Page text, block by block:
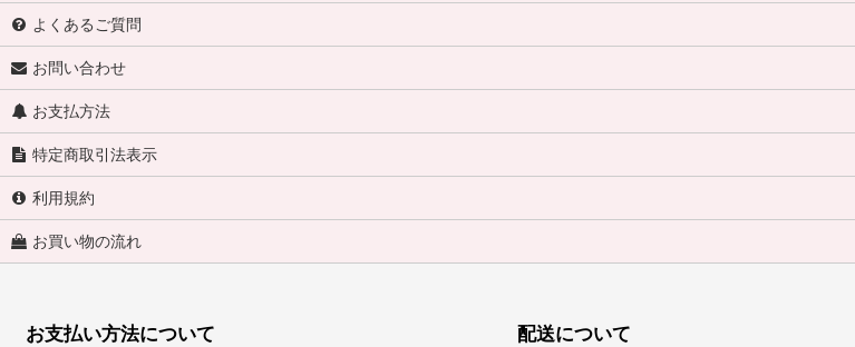
よくあるご質問
お問い合わせ
お支払方法
特定商取引法表示
利用規約
お買い物の流れ
お支払い方法について 配送について